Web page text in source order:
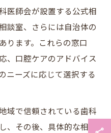
医師会が設置する公式相
談室、さらには自治体の
ります。これらの窓口
、口腔ケアのアドバイス
ニーズに応じて選択する
域で信頼されている歯科
、その後、具体的な相談